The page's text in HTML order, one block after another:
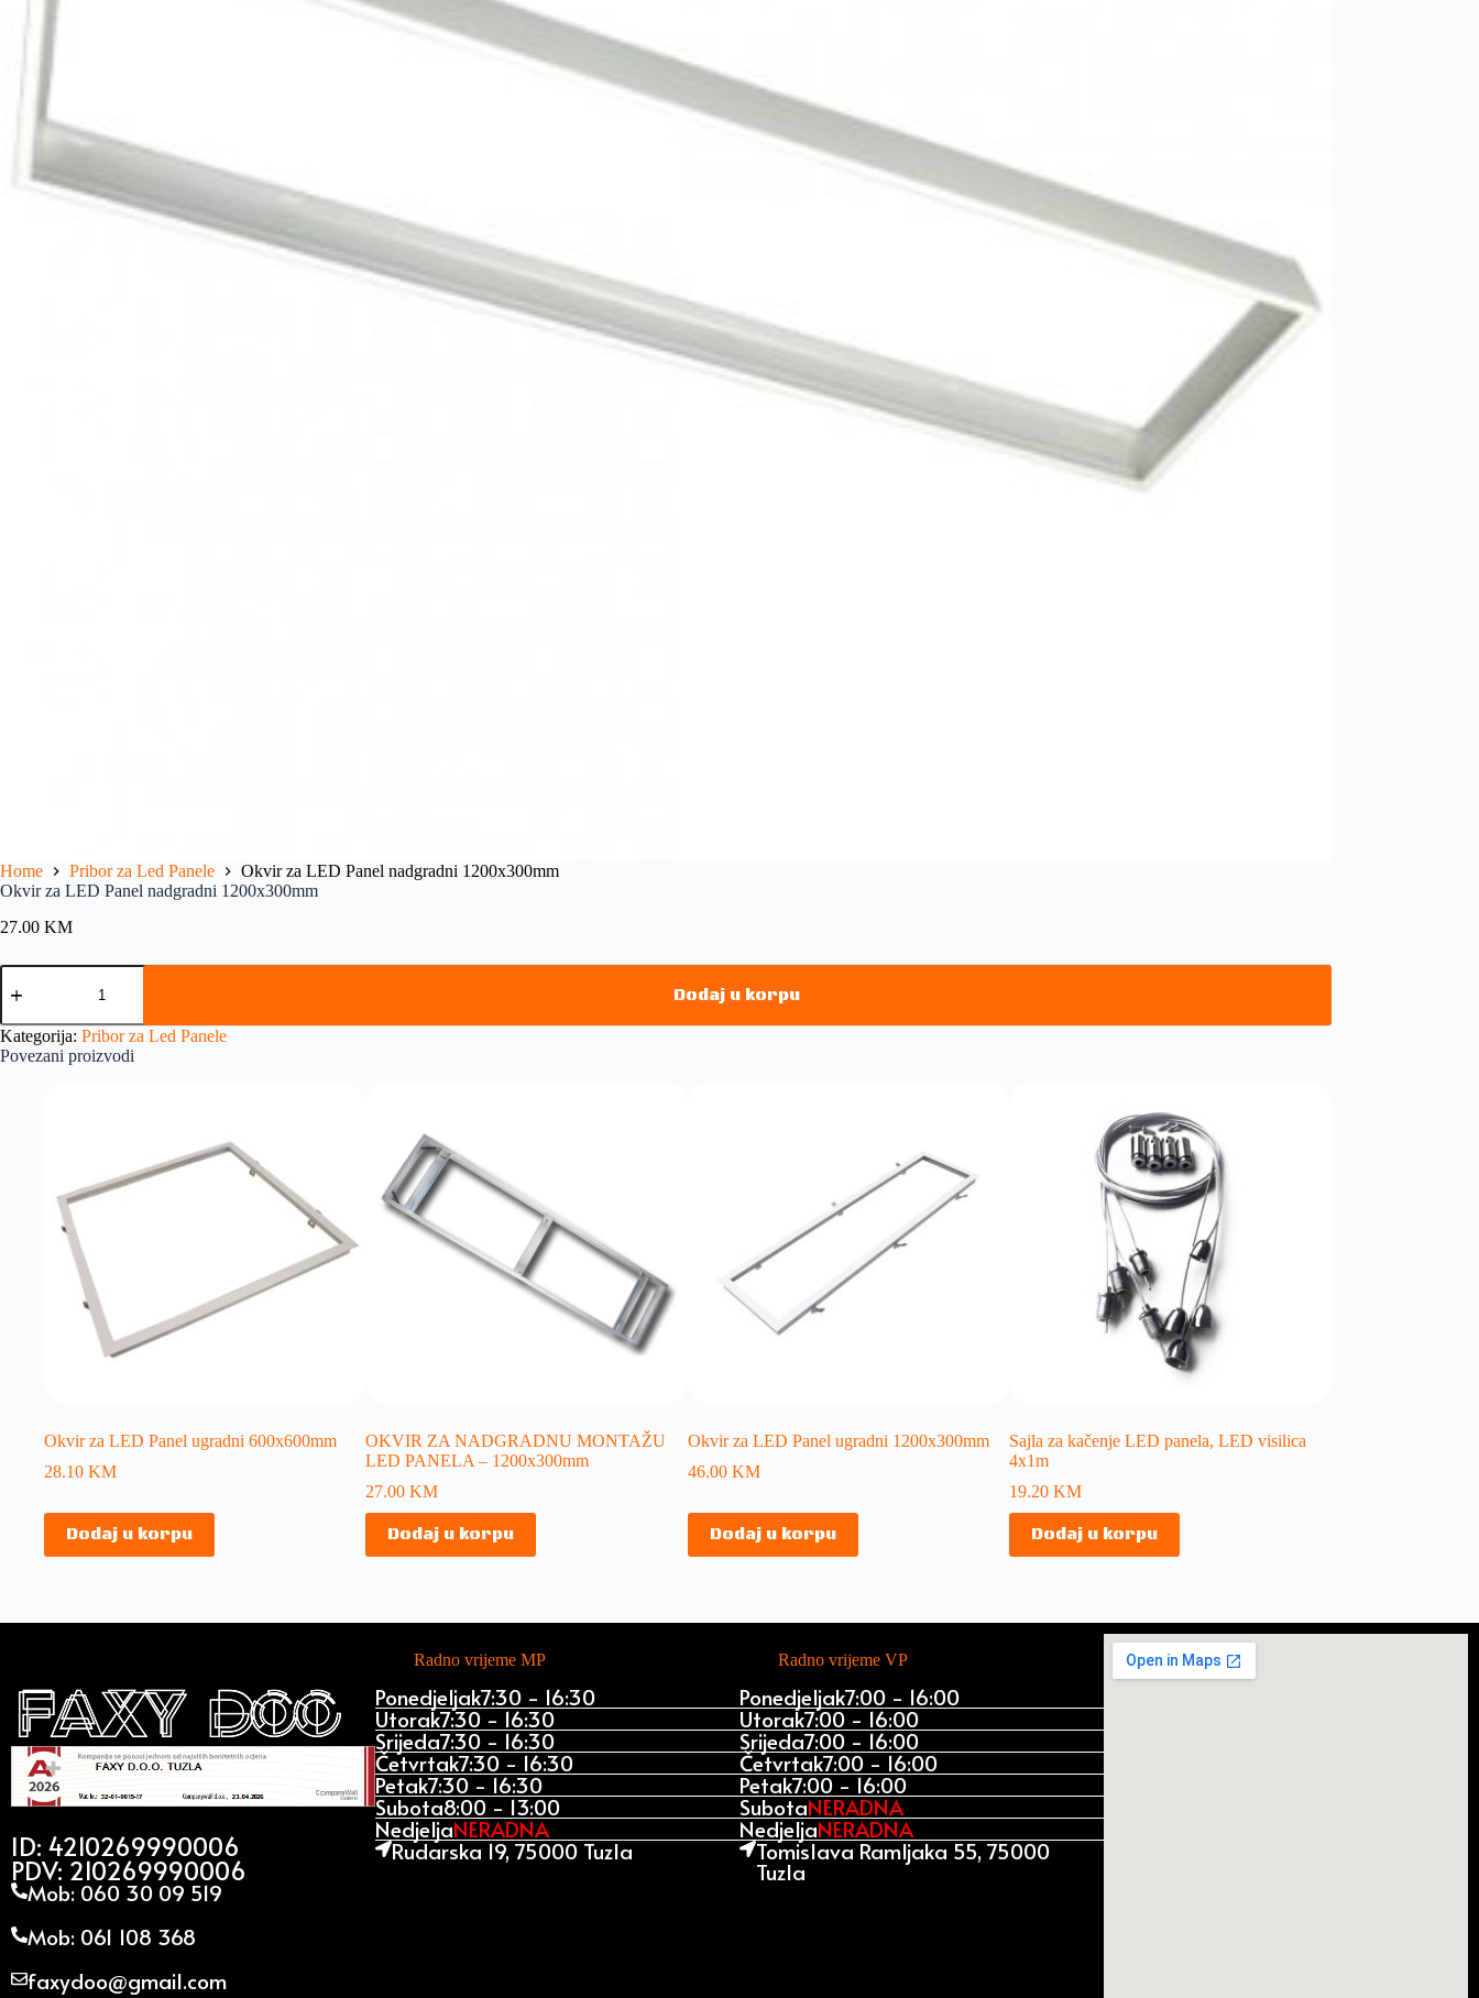
Home Pribor za Led Panele
Okvir za LED Panel nadgradni 1200x300mm
Okvir za LED Panel nadgradni 1200x300mm
27.00 KM
Dodaj u korpu
Kategorija: Pribor za Led Panele
Povezani proizvodi
Okvir za LED Panel ugradni 600x600mm
28.10 KM
Dodaj u korpu
OKVIR ZA NADGRADNU MONTAŽU
LED PANELA – 1200x300mm
27.00KM
Dodaj u korpu
Okvir za LED Panel ugradni 1200x300mm
46.00 KM
Dodaj u korpu
Sajla za kačenje LED panela, LED visilica
4x1m
19.20KM
Dodaj u korpu
ID: 4210269990006
PDV: 210269990006
Mob: 060 30 09 519
Mob: 061 108 368
faxydoo@gmail.com
Radno vrijeme MP
Ponedjeljak7:30 - 16:30
Utorak7:30 - 16:30
Srijeda7:30 - 16:30
Četvrtak7:30 - 16:30
Petak7:30 - 16:30
Subota8:00 - 13:00
NedjeljaNERADNA
Rudarska 19, 75000 Tuzla
Radno vrijeme VP
Ponedjeljak7:00 - 16:00
Utorak7:00 - 16:00
Srijeda7:00 - 16:00
Četvrtak7:00 - 16:00
Petak7:00 - 16:00
SubotaNERADNA
NedjeljaNERADNA
Tomislava Ramljaka 55, 75000
Tuzla